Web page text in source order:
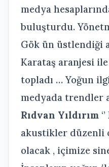
medya
buluşturdu.
Gök ün üstlendiği
Karataş aranjesi
topladı … Yoğun
medyada trendler
Rıdvan Yıldırım
akustikler düzenli
olacak , içimize